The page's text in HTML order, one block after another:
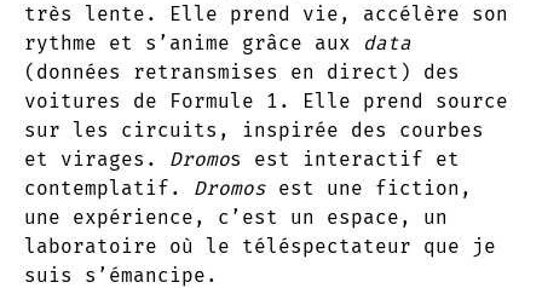
très lente. Elle prend vie, accélère son
rythme et s’anime grâce aux
data
(données retransmises en direct) des
voitures de Formule 1. Elle prend source
sur les circuits, inspirée des courbes
et virages.
Dromos est interactif et
contemplatif. Dromos est une fiction,
une expérience, c’est un espace, un
laboratoire où le téléspectateur que je
suis s’émancipe.